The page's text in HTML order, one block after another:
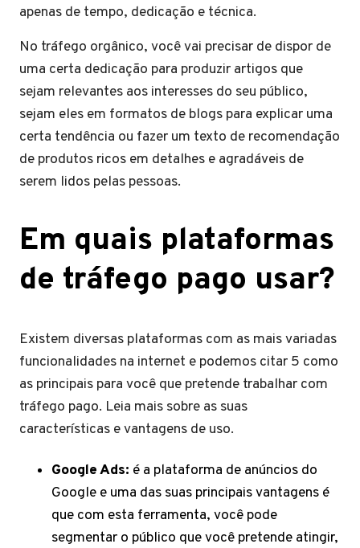
apenas de tempo, dedicação e técnica.
No tráfego orgânico, você vai precisar de dispor de
uma certa dedicação para produzir artigos que
sejam relevantes aos interesses do seu público,
sejam eles em formatos de blogs para explicar uma
certa tendência ou fazer um texto de recomendação
de produtos ricos em detalhes e agradáveis de
serem lidos pelas pessoas.
Em quais plataformas
de tráfego pago usar?
Existem diversas plataformas com as mais variadas
funcionalidades na internet e podemos citar 5 como
as principais para você que pretende trabalhar com
tráfego pago. Leia mais sobre as suas
características e vantagens de uso.
Google Ads: é a plataforma de anúncios do
Google e uma das suas principais vantagens é
que com esta ferramenta, você pode
segmentar o público que você pretende atingir,